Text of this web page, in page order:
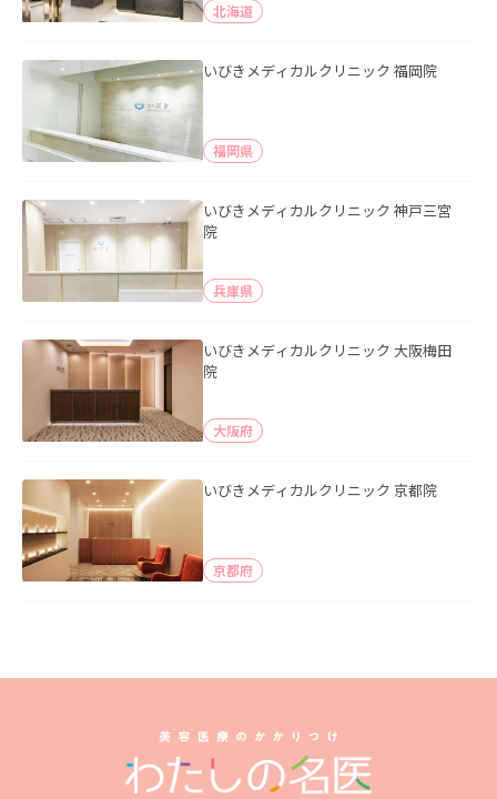
北海道
いびきメディカルクリニック 福岡院
福岡県
いびきメディカルクリニック 神戸三宮
院
兵庫県
いびきメディカルクリニック 大阪梅田
院
大阪府
いびきメディカルクリニック 京都院
京都府